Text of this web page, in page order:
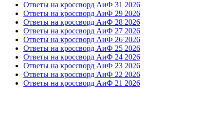
Ответы на кроссворд АиФ 31 2026
Ответы на кроссворд АиФ 29 2026
Ответы на кроссворд АиФ 28 2026
Ответы на кроссворд АиФ 27 2026
Ответы на кроссворд АиФ 26 2026
Ответы на кроссворд АиФ 25 2026
Ответы на кроссворд АиФ 24 2026
Ответы на кроссворд АиФ 23 2026
Ответы на кроссворд АиФ 22 2026
Ответы на кроссворд АиФ 21 2026